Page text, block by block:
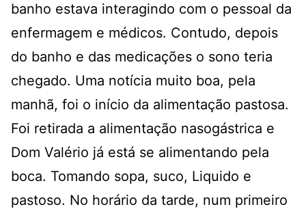
banho estava interagindo com o pessoal da
enfermagem e médicos. Contudo, depois
do banho e das medicações o sono teria
chegado. Uma notícia muito boa, pela
manhã, foi o início da alimentação pastosa.
Foi retirada a alimentação nasogástrica e
Dom Valério já está se alimentando pela
boca. Tomando sopa, suco, Liquido e
pastoso. No horário da tarde, num primeiro